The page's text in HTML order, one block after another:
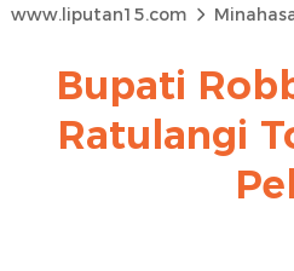
www.liputan15.com
Bupati
Ratulangi